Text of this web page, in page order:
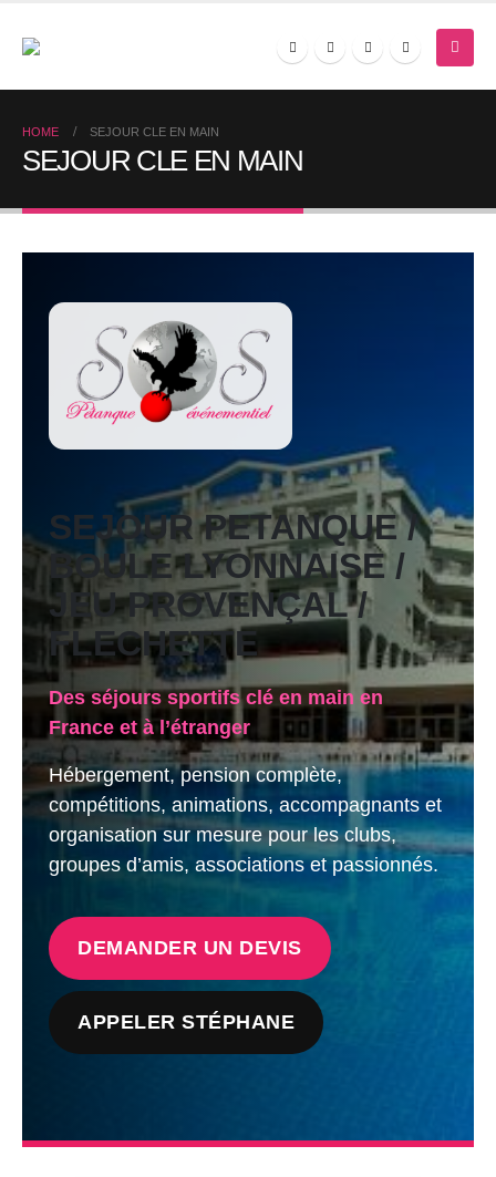
HOME SEJOUR CLE EN MAIN
SEJOUR CLE EN MAIN
SEJOUR PETANQUE /
BOULE LYONNAISE /
JEU PROVENÇAL /
FLECHETTE
Des séjours sportifs clé en main en
France et à l’étranger
Hébergement, pension complète,
compétitions, animations, accompagnants et
organisation sur mesure pour les clubs,
groupes d’amis, associations et passionnés.
DEMANDER UN DEVIS
APPELER STÉPHANE